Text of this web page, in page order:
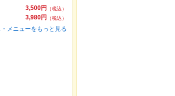
3,500円
（税込）
3,980円
（税込）
メニューをもっと見る